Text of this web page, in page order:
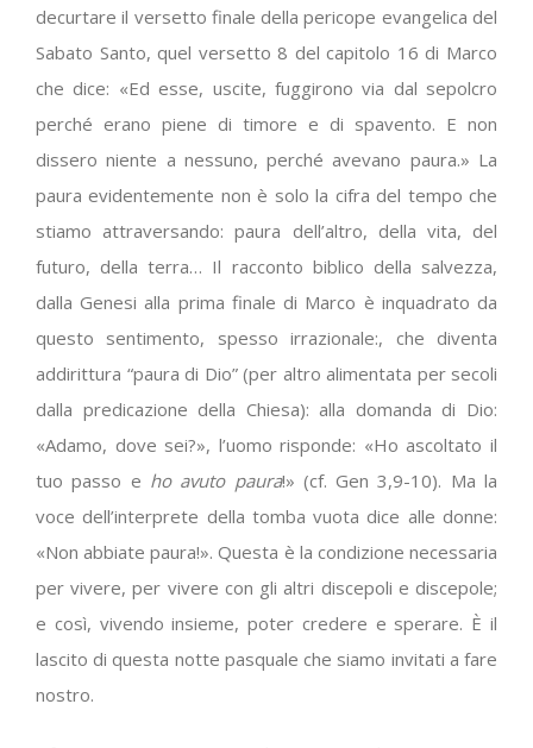
decurtare il versetto finale della pericope evangelica del
Sabato Santo, quel versetto 8 del capitolo 16 di Marco
che dice: «Ed esse, uscite, fuggirono via dal sepolcro
perché erano piene di timore e di spavento. E non
dissero niente a nessuno, perché avevano paura.» La
paura evidentemente non è solo la cifra del tempo che
stiamo attraversando: paura dell’altro, della vita, del
futuro, della terra… Il racconto biblico della salvezza,
dalla Genesi alla prima finale di Marco è inquadrato da
questo sentimento, spesso irrazionale:, che diventa
addirittura “paura di Dio” (per altro alimentata per secoli
dalla predicazione della Chiesa): alla domanda di Dio:
«Adamo, dove sei?», l’uomo risponde: «Ho ascoltato il
tuo passo e ho avuto paura!» (cf.Gen 3,9-10). Ma la
voce dell’interprete della tomba vuota dice alle donne:
«Non abbiate paura!». Questa è la condizione necessaria
per vivere, per vivere con gli altri discepoli e discepole;
e così, vivendo insieme, poter credere e sperare. È il
lascito di questa notte pasquale che siamo invitati a fare
nostro.